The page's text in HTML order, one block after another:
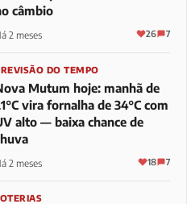
câmbio
2 meses 26 7
DO TEMPO
Mutum hoje: manhã de
vira fornalha de 34°C com
alto — baixa chance de
2 meses 18 7